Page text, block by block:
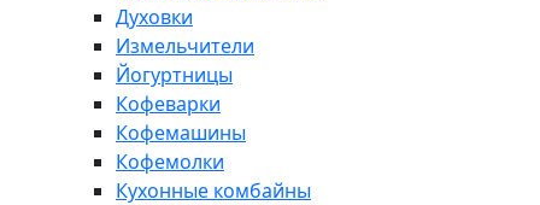
Духовки
Измельчители
Йогуртницы
Кофеварки
Кофемашины
Кофемолки
Кухонные комбайны